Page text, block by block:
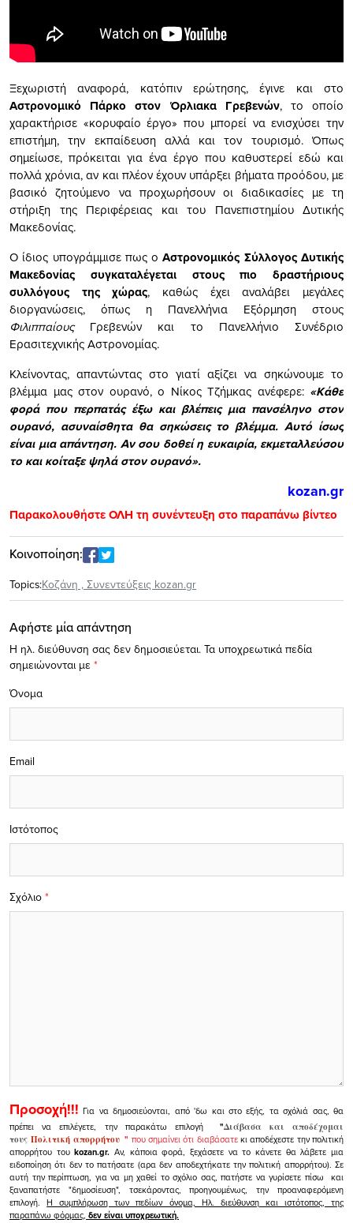
Ξεχωριστή αναφορά, κατόπιν ερώτησης, έγινε και στο
Αστρονομικό Πάρκο στον Όρλιακα Γρεβενών, το οποίο
χαρακτήρισε «κορυφαίο έργο» που μπορεί να ενισχύσει την
επιστήμη, την εκπαίδευση αλλά και τον τουρισμό. Όπως
σημείωσε, πρόκειται για ένα έργο που καθυστερεί εδώ και
πολλά χρόνια, αν και πλέον έχουν υπάρξει βήματα προόδου, με
βασικό ζητούμενο να προχωρήσουν οι διαδικασίες με τη
στήριξη της Περιφέρειας και του Πανεπιστημίου Δυτικής
Μακεδονίας.
Ο ίδιος υπογράμμισε πως οΑστρονομικός Σύλλογος Δυτικής
Μακεδονίας συγκαταλέγεται στους πιο δραστήριους
συλλόγους της χώρας, καθώς έχει αναλάβει μεγάλες
διοργανώσεις, όπως η Πανελλήνια Εξόρμηση στους
ΦιλιππαίουςΓρεβενών και το Πανελλήνιο Συνέδριο
Ερασιτεχνικής Αστρονομίας.
Κλείνοντας, απαντώντας στο γιατί αξίζει να σηκώνουμε το
βλέμμα μας στον ουρανό, ο Νίκος Τζήμκας ανέφερε: «Κάθε
φορά που περπατάς έξω και βλέπεις μια πανσέληνο στον
ουρανό, ασυναίσθητα θα σηκώσεις το βλέμμα. Αυτό ίσως
είναι μια απάντηση. Αν σου δοθεί η ευκαιρία, εκμεταλλεύσου
το και κοίταξε ψηλά στον ουρανό».
kozan.gr
Παρακολουθήστε ΟΛΗ τη συνέντευξη στο παραπάνω βίντεο
Κοινοποίηση:
Topics:Κοζάνη , Συνεντεύξεις kozan.gr
Αφήστε μία απάντηση
Η ηλ. διεύθυνση σας δεν δημοσιεύεται. Τα υποχρεωτικά πεδία
σημειώνονται με *
Σχόλιο *
Όνομα
Email
Ιστότοπος
Προσοχή!!! Για να δημοσιεύονται, από 'δω και στο εξής, τα σχόλιά σας, θα
πρέπει να επιλέγετε, την παρακάτω επιλογή
"Διάβασα και αποδέχομαι
τουςΠολιτική απορρήτου" που σημαίνει ότι διαβάσατεκι αποδέχεστε την πολιτική
απορρήτου τουkozan.gr. Αν, κάποια φορά, ξεχάσετε να το κάνετε θα λάβετε μια
ειδοποίηση ότι δεν το πατήσατε (αρα δεν αποδεχτήκατε την πολιτική απορρήτου). Σε
αυτή την περίπτωση, για να μη χαθεί το σχόλιο σας, πατήστε να γυρίσετε πίσω και
ξαναπατήστε "δημοσίευση", τσεκάροντας, προηγουμένως, την προαναφερόμενη
επιλογή.Η συμπλήρωση των πεδίων όνομα, Ηλ. διεύθυνση και ιστότοπος, της
παραπάνω φόρμας, δεν είναι υποχρεωτική.